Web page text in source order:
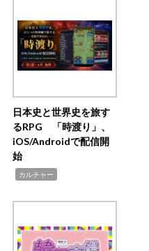
日本史と世界史を旅す
るRPG 「時渡り」、
iOS/Androidで配信開
始
カルチャー